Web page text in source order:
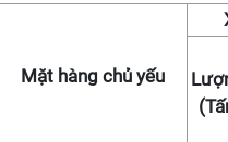
Mặt hàng chủ yếu